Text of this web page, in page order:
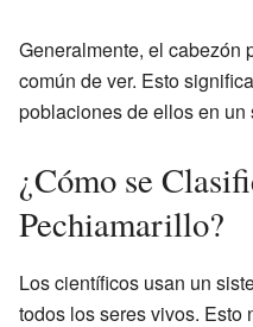
Generalmente, el cabezón
común de ver. Esto
poblaciones de ellos en un
¿Cómo se
Pechiamarillo?
Los científicos usan un
todos los seres vivos. Esto